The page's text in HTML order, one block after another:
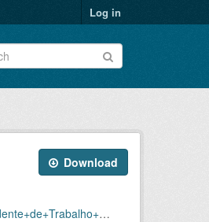
Log in
Download